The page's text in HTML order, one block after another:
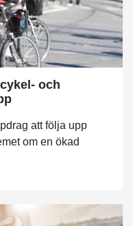
och
att följa upp
om en ökad